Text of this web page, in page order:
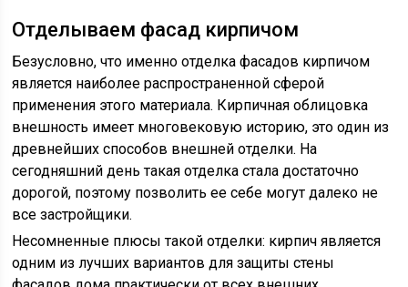
Отделываем фасад кирпичом
Безусловно, что именно отделка фасадов кирпичом
является наиболее распространенной сферой
применения этого материала. Кирпичная облицовка
внешность имеет многовековую историю, это один из
древнейших способов внешней отделки. На
сегодняшний день такая отделка стала достаточно
дорогой, поэтому позволить ее себе могут далеко не
все застройщики.
Несомненные плюсы такой отделки: кирпич является
одним из лучших вариантов для защиты стены